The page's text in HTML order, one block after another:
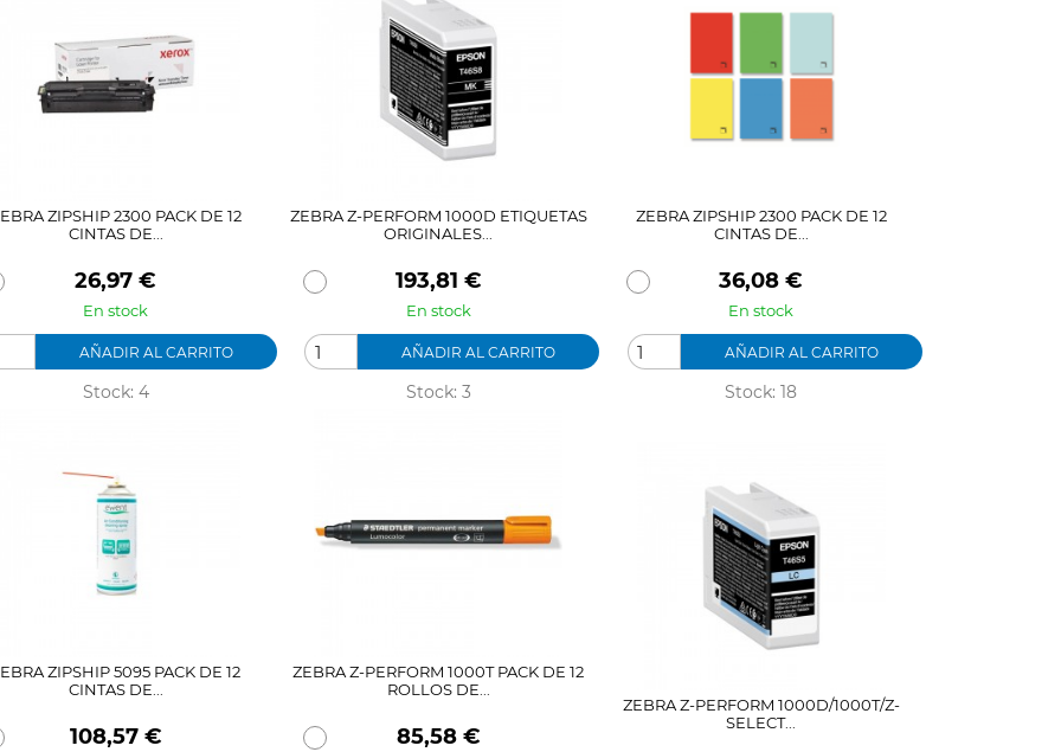
ZIPSHIP 2300 PACK DE 12
CINTAS DE...
Precio
26,97 €
En stock
AÑADIR AL CARRITO
Stock: 4
ZEBRA Z-PERFORM 1000D ETIQUETAS
ORIGINALES...
Precio
193,81 €
En stock
AÑADIR AL CARRITO
Stock: 3
ZEBRA ZIPSHIP 2300 PACK DE 12
CINTAS DE...
Precio
36,08 €
En stock
AÑADIR AL CARRITO
Stock: 18
ZIPSHIP 5095 PACK DE 12
CINTAS DE...
Precio
108,57 €
ZEBRA Z-PERFORM 1000T PACK DE 12
ROLLOS DE...
Precio
85,58 €
ZEBRA Z-PERFORM 1000D/1000T/Z-
SELECT...